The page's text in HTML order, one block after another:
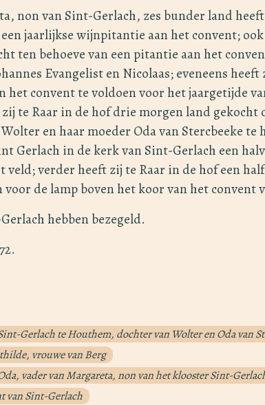
non van Sint-Gerlach, zes bunder land
jaarlijkse wijnpitantie aan het convent;
ten behoeve van een pitantie aan het
Evangelist en Nicolaas; eveneens heeft
het convent te voldoen voor het jaargetijde
te Raar in de hof drie morgen land gekocht
en haar moeder Oda van Stercbeeke te
Gerlach in de kerk van Sint-Gerlach een
veld; verder heeft zij te Raar in de hof een
de lamp boven het koor van het convent
hebben bezegeld.
Gerlach te Houthem, dochter van Wolter en Oda van
vrouwe van Berg
vader van Margareta, non van het klooster Sint-
van Sint-Gerlach